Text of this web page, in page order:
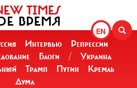
EN
TIMES
ВРЕМЯ
Интервью
Репрессии
Блоги /
Украина
Трамп Путин
Кремль
Дума